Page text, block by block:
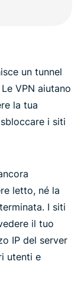
un tunnel
VPN aiutano
la tua
i siti
letto, né la
I siti
il tuo
IP del server
utenti e